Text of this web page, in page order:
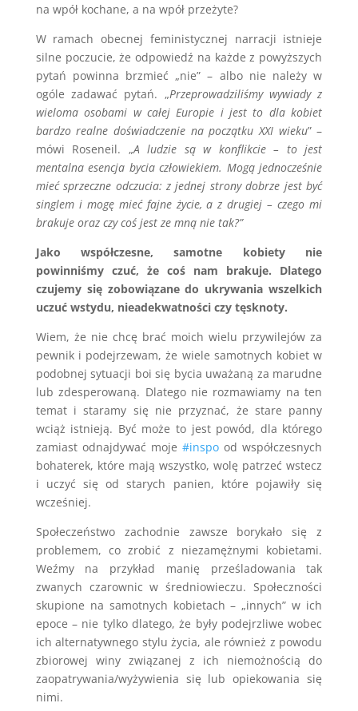
na wpół kochane, a na wpół przeżyte?
W ramach obecnej feministycznej narracji istnieje
silne poczucie, że odpowiedź na każde z powyższych
pytań powinna brzmieć „nie” – albo nie należy w
ogóle zadawać pytań. „Przeprowadziliśmy wywiady z
wieloma osobami w całej Europie i jest to dla kobiet
bardzo realne doświadczenie na początku XXI wieku” –
mówi Roseneil. „A ludzie są w konflikcie – to jest
mentalna esencja bycia człowiekiem. Mogą jednocześnie
mieć sprzeczne odczucia: z jednej strony dobrze jest być
singlem i mogę mieć fajne życie, a z drugiej – czego mi
brakuje oraz czy coś jest ze mną nie tak?”
Jako współczesne, samotne kobiety nie
powinniśmy czuć, że coś nam brakuje. Dlatego
czujemy się zobowiązane do ukrywania wszelkich
uczuć wstydu, nieadekwatności czy tęsknoty.
Wiem, że nie chcę brać moich wielu przywilejów za
pewnik i podejrzewam, że wiele samotnych kobiet w
podobnej sytuacji boi się bycia uważaną za marudne
lub zdesperowaną. Dlatego nie rozmawiamy na ten
temat i staramy się nie przyznać, że stare panny
wciąż istnieją. Być może to jest powód, dla którego
zamiast odnajdywać moje#inspo od współczesnych
bohaterek, które mają wszystko, wolę patrzeć wstecz
i uczyć się od starych panien, które pojawiły się
wcześniej.
Społeczeństwo zachodnie zawsze borykało się z
problemem, co zrobić z niezamężnymi kobietami.
Weźmy na przykład manię prześladowania tak
zwanych czarownic w średniowieczu. Społeczności
skupione na samotnych kobietach – „innych” w ich
epoce – nie tylko dlatego, że były podejrzliwe wobec
ich alternatywnego stylu życia, ale również z powodu
zbiorowej winy związanej z ich niemożnością do
zaopatrywania/wyżywienia się lub opiekowania się
nimi.